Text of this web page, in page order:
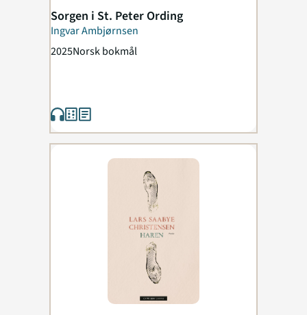
Sorgen i St. Peter Ording
Ingvar Ambjørnsen
2025Norsk bokmål